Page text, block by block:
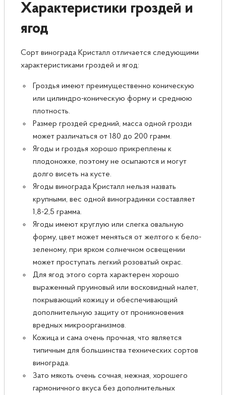
Характеристики гроздей и
ягод
Сорт винограда Кристалл отличается следующими
характеристиками гроздей и ягод:
Гроздья имеют преимущественно коническую
или цилиндро-коническую форму и среднюю
плотность.
Размер гроздей средний, масса одной грозди
может различаться от 180 до 200 грамм.
Ягоды и гроздья хорошо прикреплены к
плодоножке, поэтому не осыпаются и могут
долго висеть на кусте.
Ягоды винограда Кристалл нельзя назвать
крупными, вес одной виноградинки составляет
1,8-2,5 грамма.
Ягоды имеют круглую или слегка овальную
форму, цвет может меняться от желтого к бело-
зеленому, при ярком солнечном освещении
может проступать легкий розоватый окрас.
Для ягод этого сорта характерен хорошо
выраженный пруиновый или восковидный налет,
покрывающий кожицу и обеспечивающий
дополнительную защиту от проникновения
вредных микроорганизмов.
Кожица и сама очень прочная, что является
типичным для большинства технических сортов
винограда.
Зато мякоть очень сочная, нежная, хорошего
гармоничного вкуса без дополнительных